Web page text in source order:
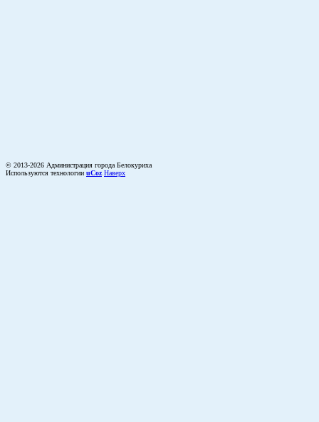
© 2013-2026 Администрация города Белокуриха
Используются технологии uCoz Наверх